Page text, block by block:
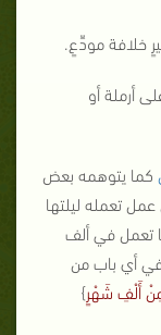
خلافة مودِّعٍ.
أرملة أو
كما يتوهمه بعض
تعمله ليلتها
تعمل في ألف
أي باب من
مِنْ أَلْفِ شَهْرٍ}